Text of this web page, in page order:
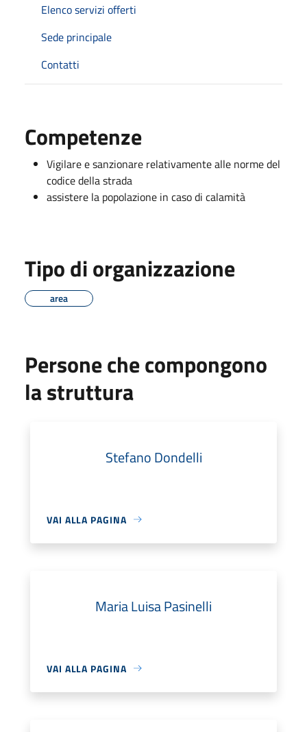
Elenco servizi offerti
Sede principale
Contatti
Competenze
Vigilare e sanzionare relativamente alle norme del
codice della strada
assistere la popolazione in caso di calamità
Tipo di organizzazione
area
Persone che compongono
la struttura
Stefano Dondelli
VAI ALLA PAGINA
Maria Luisa Pasinelli
VAI ALLA PAGINA